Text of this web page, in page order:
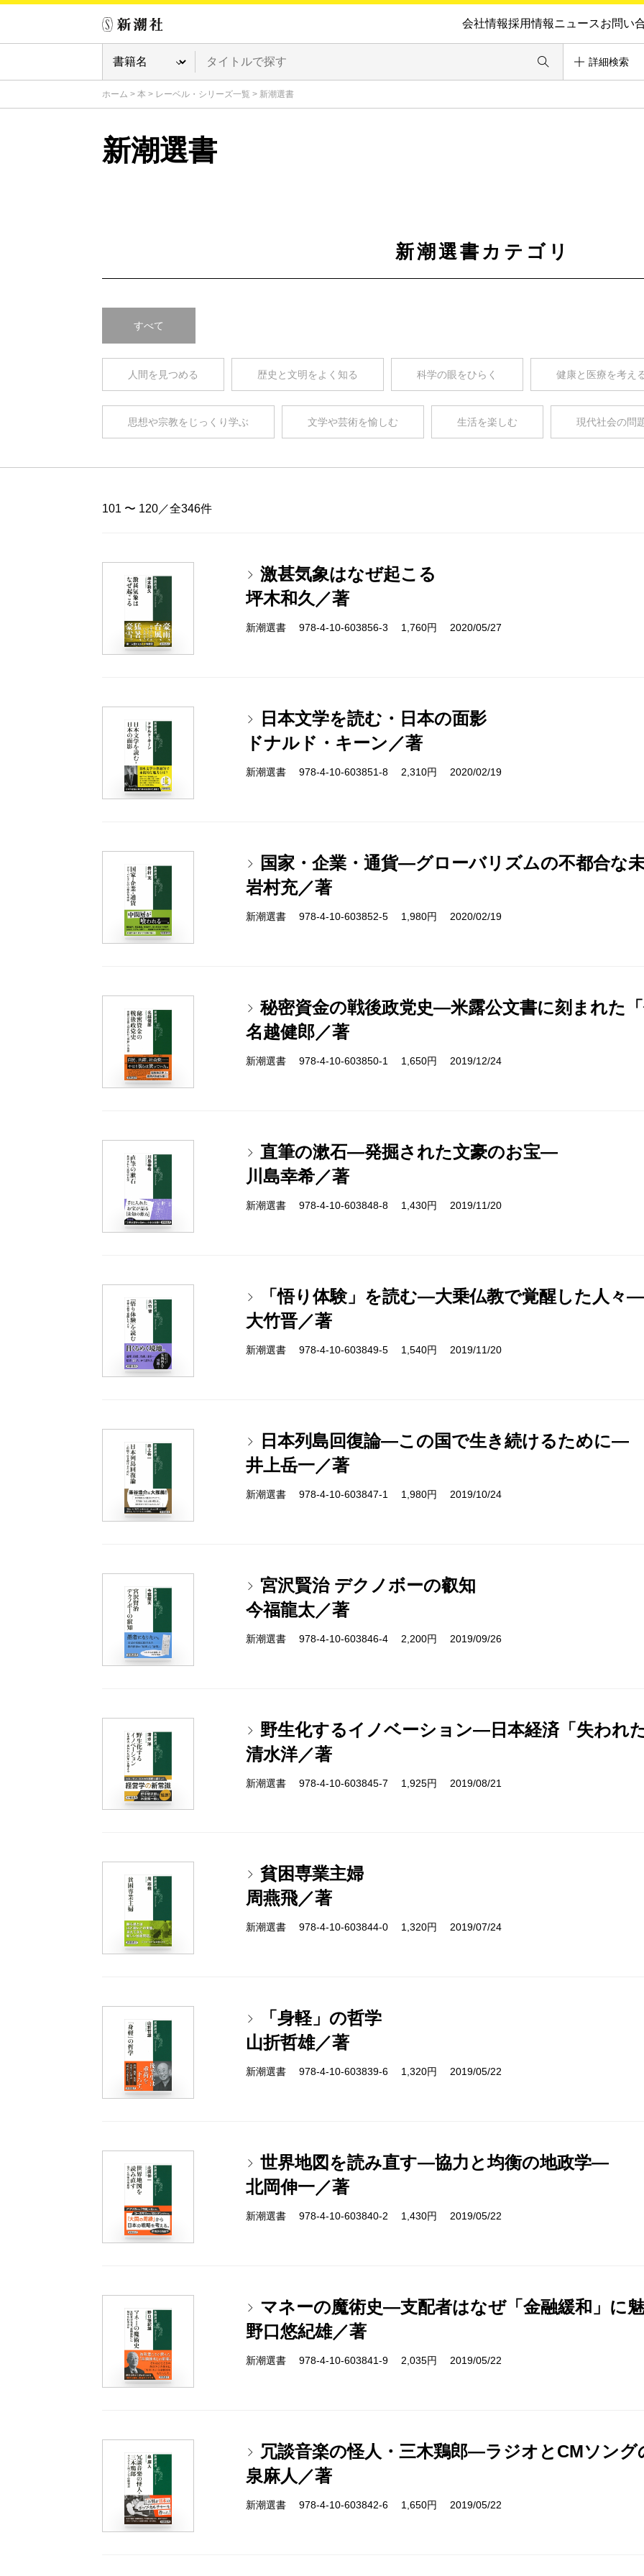
会社情報採用情報ニュースお問い
詳細検索
ホーム > 本 > レーベル・シリーズ一覧 > 新潮選書
新潮選書
新潮選書カテゴリ
すべて
人間を見つめる 歴史と文明をよく知る 科学の眼をひらく 健康と医療を考え
思想や宗教をじっくり学ぶ 文学や芸術を愉しむ 生活を楽しむ 現代社会の問
101 〜 120／全346件
激甚気象はなぜ起こる
坪木和久／著
新潮選書 978-4-10-603856-3 1,760円 2020/05/27
日本文学を読む・日本の面影
ドナルド・キーン／著
新潮選書 978-4-10-603851-8 2,310円 2020/02/19
国家・企業・通貨―グローバリズムの不都合な
岩村充／著
新潮選書 978-4-10-603852-5 1,980円 2020/02/19
秘密資金の戦後政党史―米露公文書に刻まれた
名越健郎／著
新潮選書 978-4-10-603850-1 1,650円 2019/12/24
直筆の漱石―発掘された文豪のお宝―
川島幸希／著
新潮選書 978-4-10-603848-8 1,430円 2019/11/20
「悟り体験」を読む―大乗仏教で覚醒した人々―
大竹晋／著
新潮選書 978-4-10-603849-5 1,540円 2019/11/20
日本列島回復論―この国で生き続けるために―
井上岳一／著
新潮選書 978-4-10-603847-1 1,980円 2019/10/24
宮沢賢治 デクノボーの叡知
今福龍太／著
新潮選書 978-4-10-603846-4 2,200円 2019/09/26
野生化するイノベーション―日本経済「失われ
清水洋／著
新潮選書 978-4-10-603845-7 1,925円 2019/08/21
貧困専業主婦
周燕飛／著
新潮選書 978-4-10-603844-0 1,320円 2019/07/24
「身軽」の哲学
山折哲雄／著
新潮選書 978-4-10-603839-6 1,320円 2019/05/22
世界地図を読み直す―協力と均衡の地政学―
北岡伸一／著
新潮選書 978-4-10-603840-2 1,430円 2019/05/22
マネーの魔術史―支配者はなぜ「金融緩和」に
野口悠紀雄／著
新潮選書 978-4-10-603841-9 2,035円 2019/05/22
冗談音楽の怪人・三木鶏郎―ラジオとCMソン
泉麻人／著
新潮選書 978-4-10-603842-6 1,650円 2019/05/22